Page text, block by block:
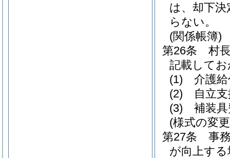
は、却下決
らない。
(関係帳簿)
第26条
村
記載して
(1)
介護
(2)
自立
(3)
補装
(様式の変
第27条
事
が向上す